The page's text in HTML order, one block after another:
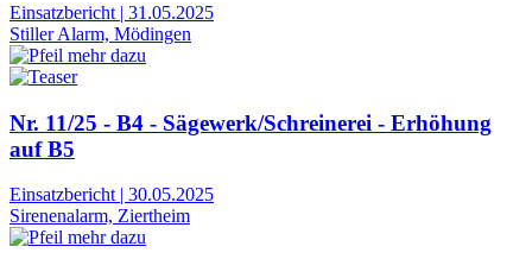
Einsatzbericht | 31.05.2025
Stiller Alarm, Mödingen
Nr. 11/25 - B4 - Sägewerk/Schreinerei - Erhöhung
auf B5
Einsatzbericht | 30.05.2025
Sirenenalarm, Ziertheim